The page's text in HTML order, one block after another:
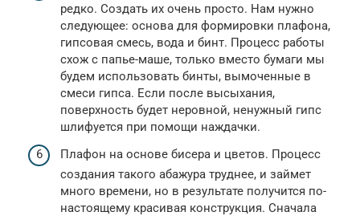
редко. Создать их очень просто. Нам нужно
следующее: основа для формировки плафона,
гипсовая смесь, вода и бинт. Процесс работы
схож с папье-маше, только вместо бумаги мы
будем использовать бинты, вымоченные в
смеси гипса. Если после высыхания,
поверхность будет неровной, ненужный гипс
шлифуется при помощи наждачки.
Плафон на основе бисера и цветов. Процесс
создания такого абажура труднее, и займет
много времени, но в результате получится по-
настоящему красивая конструкция. Сначала